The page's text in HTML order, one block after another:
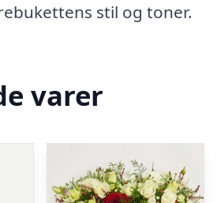
stil og toner.
varer